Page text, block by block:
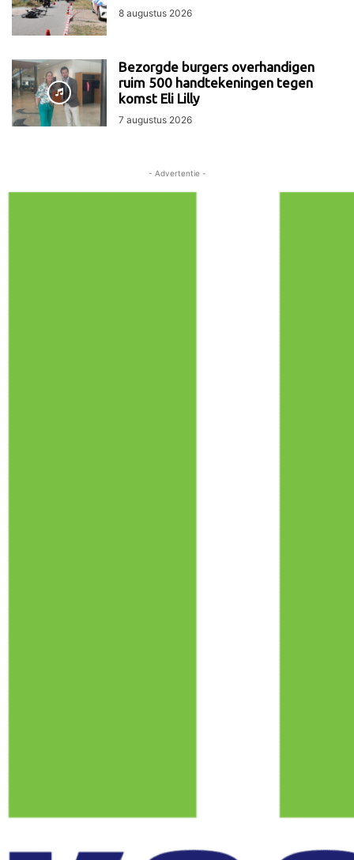
8 augustus 2026
Bezorgde burgers overhandigen
ruim 500 handtekeningen tegen
komst Eli Lilly
7 augustus 2026
- Advertentie -